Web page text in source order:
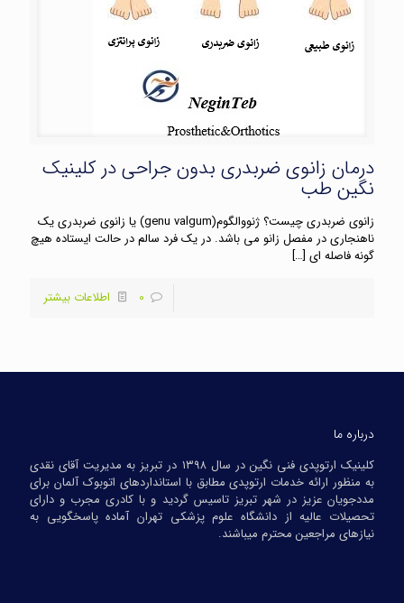
درمان زانوی ضربدری بدون جراحی در کلینیک
نگین طب
زانوی ضربدری چیست؟ ژنووالگوم(genu valgum) یا زانوی ضربدری یک
ناهنجاری در مفصل زانو می باشد. در یک فرد سالم در حالت ایستاده هیچ
گونه فاصله ای […]
0 اطلاعات بیشتر
درباره ما
کلینیک ارتوپدی فنی نگین در سال ۱۳۹۸ در تبریز به مدیریت آقای نقدی
به منظور ارائه خدمات ارتوپدی مطابق با استانداردهای اتوبوک آلمان برای
مددجویان عزیز در شهر تبریز تاسیس گردید و با کادری مجرب و دارای
تحصیلات عالیه از دانشگاه علوم پزشکی تهران آماده پاسخگویی به
نیازهای مراجعین محترم میباشند.